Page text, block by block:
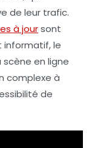
de leur trafic.
à joursont
informatif, le
scène en ligne
complexe à
de